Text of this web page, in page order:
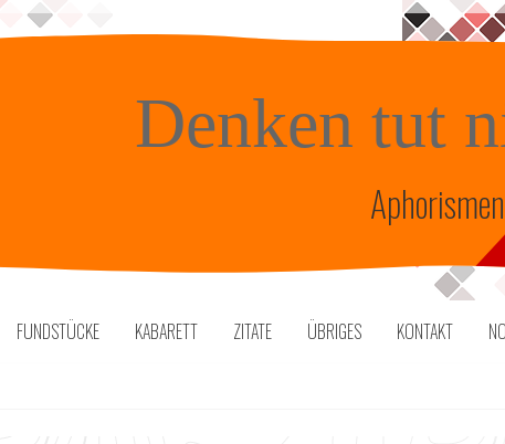
Denken tut
Aphorismen
FUNDSTÜCKE KABARETT ZITATE ÜBRIGES KONTAKT